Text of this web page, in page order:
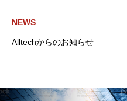
NEWS
Alltechからのお知らせ